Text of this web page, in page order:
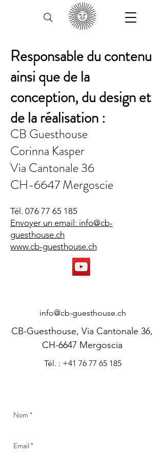
Responsable du contenu
ainsi que de la
conception, du design et
de la réalisation :
CB Guesthouse
Corinna Kasper
Via Cantonale 36
CH-6647 Mergoscie
Tél. 076 77 65 185
Envoyer un email: info@cb-
guesthouse.ch
www.cb-guesthouse.ch
info@cb-guesthouse.ch
CB-Guesthouse, Via Cantonale 36,
CH-6647 Mergoscia
Tél. : +41 76 77 65 185